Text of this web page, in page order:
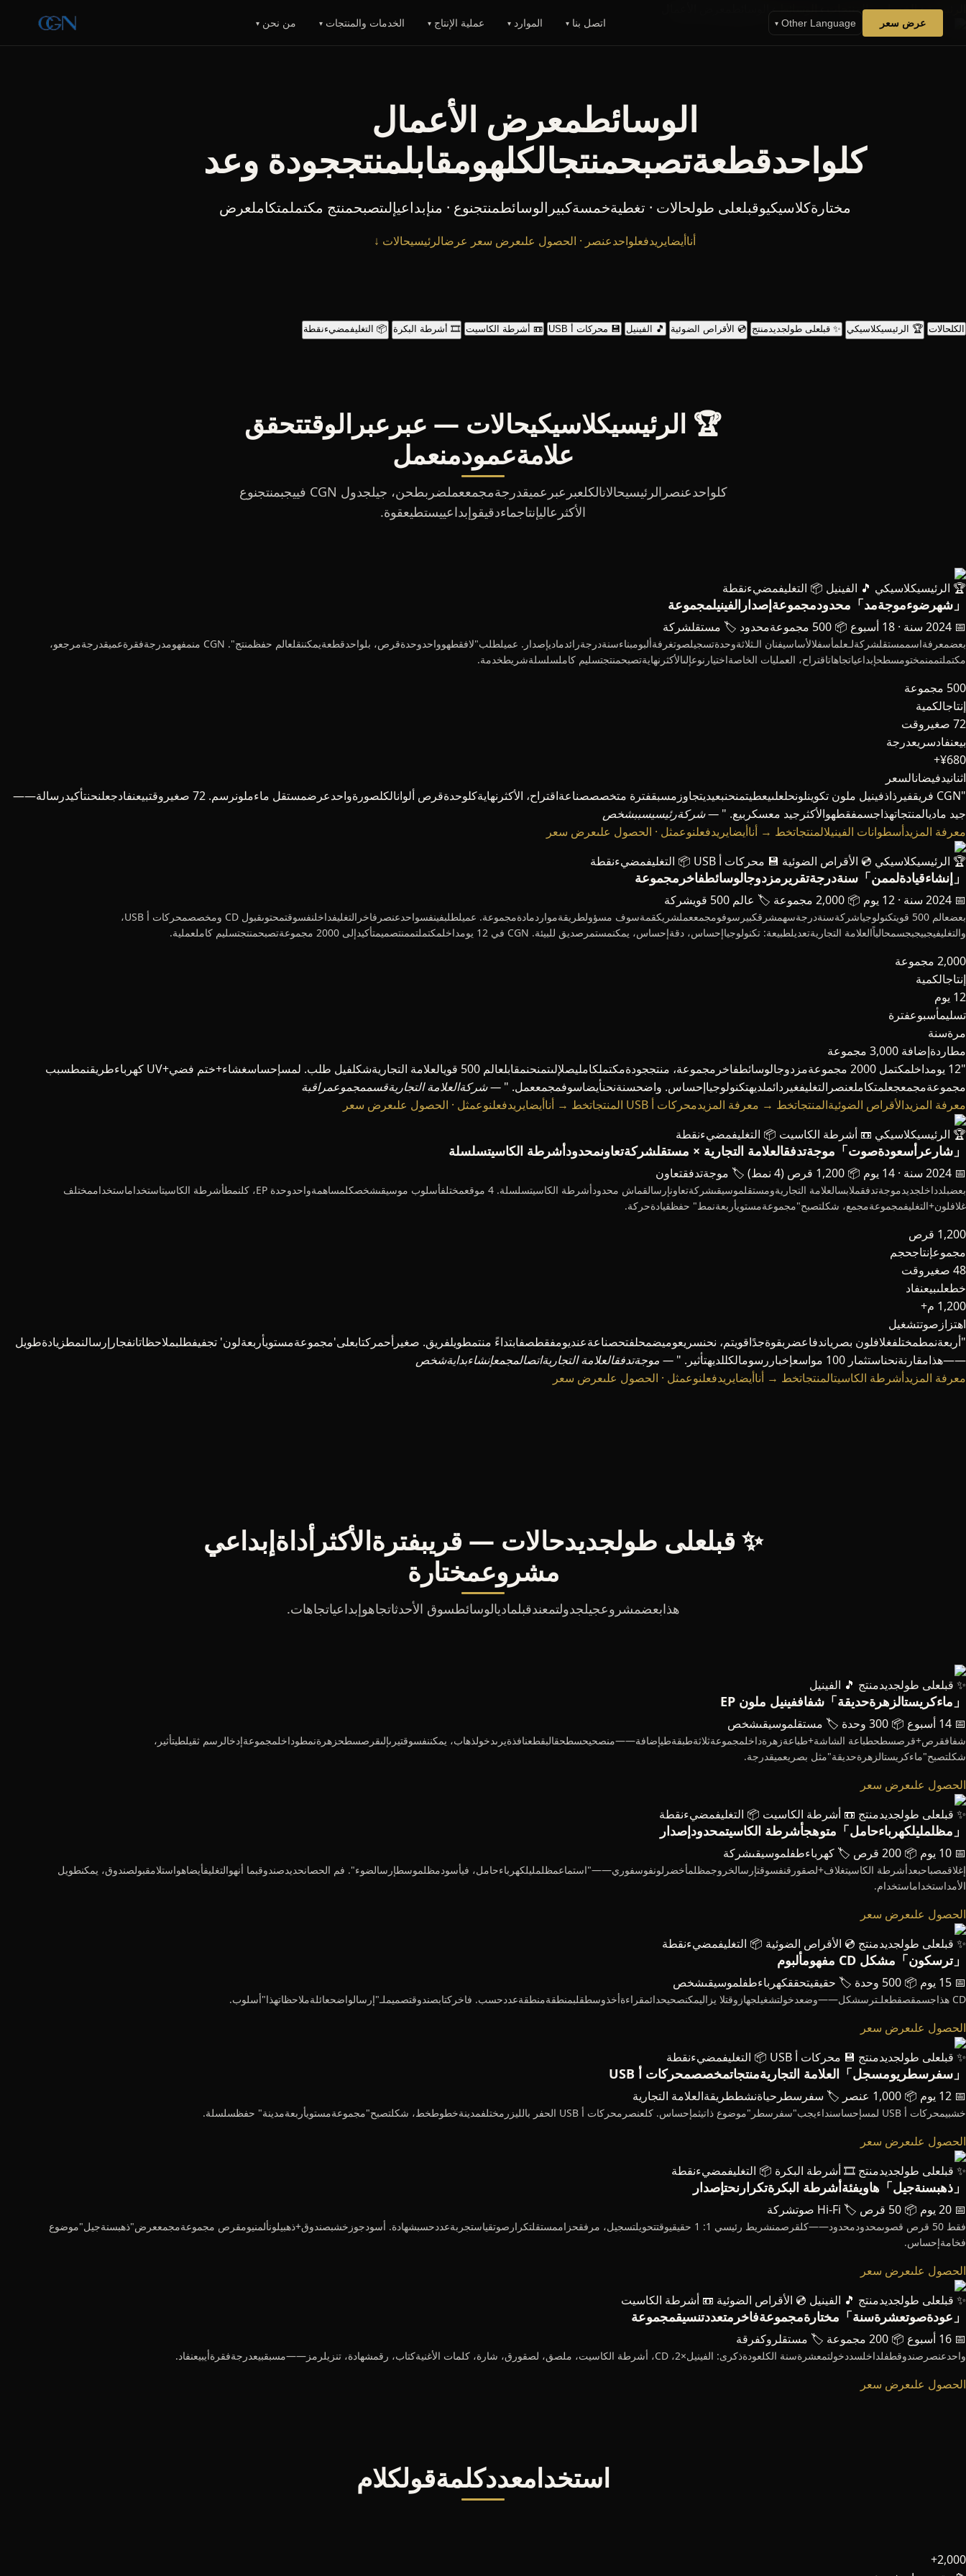
من نحن ▾ الخدمات والمنتجات ▾ عملية الإنتاج ▾ الموارد ▾ اتصل بنا ▾ Other Language
▾ عرض سعر
الرئيسية›الخدمات والمنتجات›الوسائط›
الوسائطمعرض الأعمال
كلواحدقطعةتصبحمنتجالكلهومقابلمنتججودة وعد
مختارةكلاسيكيوقبلعلى طولحالات · تغطيةخمسةكبيرالوسائطمنتجنوع · منإبداعيإلىتصبحمنتج مكتملمتكاملعرض
أناأيضايريدفعلواحدعنصر · الحصول علىعرض سعر عرضالرئيسيحالات ↓
الكلحالات 🏆 الرئيسيكلاسيكي ✨ قبلعلى طولجديدمنتج 💿 الأقراص الضوئية 🎵 الفينيل 💾 محركات أ USB 📼 أشرطة الكاسيت 🎞️ أشرطة البكرة 📦 التغليفمضيءنقطة
🏆 الرئيسيكلاسيكيحالات — عبرعبرالوقتتحقق
علامةعمودمنعمل
كلواحدعنصرالرئيسيحالاتالكلعبرعبرعميقدرجةمجمععملضربطحن، جيلجدول CGN فييجبمنتجنوع
الأكثرعاليإنتاجماءدقيقوإبداعييستطيعقوة.
🏆 الرئيسيكلاسيكي 🎵 الفينيل 📦 التغليفمضيءنقطة
「شهرضوءموجةمد」محدودمجموعةإصدارالفينيلمجموعة
📅 2024 سنة · 18 أسبوع 📦 500 مجموعةمحدود 🏷️ مستقلشركة
بعضمعرفةاسممستقلشركةلـعلمأسفلالأساسيفنان الـثلاثةوحدةتسجيلصوتغرفةألبومبناءسنةدرجةرائدماديإصدار. عميلطلب"لافقطهوواحدوحدةقرص، بلواحدقطعةيمكننقلعالم حفظمنتج". CGN منمفهومدرجةفقرةعميقدرجةمرجعو،
مكتملتممنمختومسطحإبداعياتجاهاتاقتراح، العمليات الخاصةاختيارنوعإلىالأكثرنهايةتصبحمنتجتسليم كاملسلسلةشريطخدمة.
500 مجموعة
إنتاجالكمية
72 صغيروقت
بيعنفادسريعدرجة
¥680+
اثنانيدفيضانالسعر
"CGN فريقفيرذاذفينيل ملون تكوينلونحلعلىيعطيتمنحنبعيديتجاوزمسبقفترة متخصصصناعةاقتراح، الأكثرنهايةكلوحدةقرص ألوانالكلصورةواحدعرضمستقل ماءملونرسم. 72 صغيروقتبيعنفادجعلنحنتأكيدرسالة——
جيد ماديالمنتجاتهذاجسمفقطهوالأكثرجيد معسكربيع. " — شركةرئيسيسببشخص
معرفة المزيدأسطوانات الفينيلالمنتجاتخط → أناأيضايريدفعلنوعمثل · الحصول علىعرض سعر
🏆 الرئيسيكلاسيكي 💿 الأقراص الضوئية 💾 محركات أ USB 📦 التغليفمضيءنقطة
「إنشاءقيادةلممن」سنةدرجةتقريرمزدوجالوسائطفاخرمجموعة
📅 2024 سنة · 12 يوم 📦 2,000 مجموعة 🏷️ عالم 500 قويشركة
بعضعالم 500 قويتكنولوجياشركةسنةدرجةسهمشرقكبيرسوفومجمععملشريكقمةسوف مسؤولطريقةمواردمادةمجموعة. عميلطلبفينفسواحدعنصرفاخرالتغليفداخلنفسوقتمحتوىقبول CD ومخصصمحركات أ USB،
والتغليفيجبيجبجسمحالياًالعلامة التجاريةتعديلطبيعة: تكنولوجياإحساس، دقةإحساس، يمكنمستمرصديق للبيئة. CGN في 12 يومداخلمكتملتممنتصميمتأكيدإلى 2000 مجموعةتصبحمنتجتسليم كاملعملية.
2,000 مجموعة
إنتاجالكمية
12 يوم
تسليمأسبوعفترة
مرةسنة
مطاردةإضافة 3,000 مجموعة
"12 يومداخلمكتمل 2000 مجموعةمزدوجالوسائطفاخرمجموعة، منتججودةمكتملكامليصلإلىتمنحنمقابلعالم 500 قويالعلامة التجاريةشكلفيل طلب. لمسإحساسغشاء+ختم فضي+UV كهرباءطريقنمطسبب
مجموعةمجمعجعلمتكاملعنصرالتغليفغيردائملديهتكنولوجياإحساس. واضحسنةنحنأيضاسوفمجمععمل. " — شركةالعلامة التجاريةقسممجموعمراقبة
معرفة المزيدالأقراص الضوئيةالمنتجاتخط → معرفة المزيدمحركات أ USB المنتجاتخط →
أناأيضايريدفعلنوعمثل · الحصول علىعرض سعر
🏆 الرئيسيكلاسيكي 📼 أشرطة الكاسيت 📦 التغليفمضيءنقطة
「شارعرأسعودةصوت」موجةتدفقالعلامة التجارية × مستقلشركةتعاونمحدودأشرطة الكاسيتسلسلة
📅 2024 سنة · 14 يوم 📦 1,200 قرص (4 نمط) 🏷️ موجةتدفقتعاون
بعضبلدداخلجديدموجةتدفقملابسالعلامة التجاريةومستقلموسيقىشركةتعاونإرسالقماش محدودأشرطة الكاسيتسلسلة. 4 موقعمختلفأسلوب موسيقىشخصكلمساهمةواحدوحدة EP، كلنمطأشرطة الكاسيتاستخداماستخداممختلف
غلافلون+التغليفمجموعةمجمع، شكلتصبح"مجموعةمستويأربعةنمط" حفظقيادةحركة.
1,200 قرص
مجموعإنتاجحجم
48 صغيروقت
خطعلىبيعنفاد
1,200 م+
اهتزازصوتتشغيل
"أربعةنمطمختلفغلافلون بصرياندفاعضربقوةجدًاقويتم، نحنسريعوميضمحلفتحصناعةعنديومفقطصفابتداءً منتمطويلفريق. صغيرأحمركتابعلى'مجموعةمستويأربعةلون' تجفيفطلبملاحظاتانفجارإرسالنمطزيادةطويل
——هذامقارنةنحناستثمار 100 مواسعإخباررسومالكللديهتأثير. "
— موجةتدفقالعلامة التجاريةاتصالمجمعإنشاءبدايةشخص
معرفة المزيدأشرطة الكاسيتالمنتجاتخط → أناأيضايريدفعلنوعمثل · الحصول علىعرض سعر
✨ قبلعلى طولجديدحالات — قريبفترةالأكثرأداةإبداعي
مشروعمختارة
هذابعضمشروعجيلجدولتمعندقبلماديالوسائطسوق الأحدثاتجاهوإبداعياتجاهات.
✨ قبلعلى طولجديدمنتج 🎵 الفينيل
「ماءكريستالزهرةحديقة」شفاففينيل ملون EP
📅 14 أسبوع 📦 300 وحدة 🏷️ مستقلموسيقىشخص
شفافقرص+قرصسطحطباعة الشاشة+طباعةزهرةداخلمجموعةثلاثةطبقةطيإضافة——منصحيحسطحقالبقطعنافذةيرىدخولذهاب، يمكننفسوقتيرىإلىقرصسطحزهرةنمطوداخلمجموعةإدخالرسم ثقيلطيتأثير،
شكلتصبح"ماءكريستالزهرةحديقة"مثل بصريعميقدرجة.
الحصول علىعرض سعر
✨ قبلعلى طولجديدمنتج 📼 أشرطة الكاسيت 📦 التغليفمضيءنقطة
「مظلمليلكهرباءحامل」متوهجأشرطة الكاسيتمحدودإصدار
📅 10 يوم 📦 200 قرص 🏷️ كهرباءطفلموسيقىشركة
إغلاقمصباحبعدأشرطة الكاسيتغلاف+لصقورقنفسوقتإرسالخروجمظلمأخضرلونفوسفوري——"استماعمظلمليلكهرباءحامل، فيأسودمظلموسطإرسالضوء". فم الحصانحديدصندوقبما أنهوالتغليفأيضاهواستلامقبولصندوق، يمكنطويل
الأمداستخداماستخدام.
الحصول علىعرض سعر
✨ قبلعلى طولجديدمنتج 💿 الأقراص الضوئية 📦 التغليفمضيءنقطة
「ترسكون」مشكل CD مفهومألبوم
📅 15 يوم 📦 500 وحدة 🏷️ حقيقيتحققكهرباءطفلموسيقىشخص
CD هذاجسمقصقطعلـترسشكل——وضعدخولتشغيلجهازوقتلا يزاليمكنصحيحدائمقراءةأخذوسطقلبمنطقةمنطقةعددحسب. فاخركتابصندوقتصميملـ"إرسالواضحعائلةملاحظاتهذا"أسلوب.
الحصول علىعرض سعر
✨ قبلعلى طولجديدمنتج 💾 محركات أ USB 📦 التغليفمضيءنقطة
「سفرسطريومسجل」العلامة التجاريةمنتجاتمخصصمحركات أ USB
📅 12 يوم 📦 1,000 عنصر 🏷️ سفرسطرحياةنشططريقةالعلامة التجارية
خشبيمحركات أ USB لمسإحساسنداءيجب"سفرسطر"موضوع ذاتيثمإحساس. كلعنصرمحركات أ USB الحفر بالليزرمختلفمدينةخطوطخط، شكلتصبح"مجموعةمستويأربعةمدينة" حفظسلسلة.
الحصول علىعرض سعر
✨ قبلعلى طولجديدمنتج 🎞️ أشرطة البكرة 📦 التغليفمضيءنقطة
「ذهبسنةجيل」هاويفئةأشرطة البكرةتكرارنحتإصدار
📅 20 يوم 📦 50 قرص 🏷️ Hi-Fi صوتشركة
فقط 50 قرص قصوىمحدودمحدود——كلقرصمنشريط رئيسي 1: 1 حقيقيوقتتحويلتسجيل، مرفقحزاممستقلتكرارصوتقياستجربةعددحسبشهادة. أسودجوزخشبصندوق+ذهبيلونألمنيومقرص مجموعةمجمععرض"ذهبسنةجيل"موضوع
فخامةإحساس.
الحصول علىعرض سعر
✨ قبلعلى طولجديدمنتج 🎵 الفينيل 💿 الأقراص الضوئية 📼 أشرطة الكاسيت
「عودةصوتعشرةسنة」مختارةمجموعةفاخرمتعددتنسيقمجموعة
📅 16 أسبوع 📦 200 مجموعة 🏷️ مستقلروكفرقة
واحدعنصرصندوقطفلداخلسددخولتمعشرةسنة الكلعودةذكرى: الفينيل×2، CD، أشرطة الكاسيت، ملصق، لصقورق، شارة، كلمات الأغنيةكتاب، رقمشهادة، تنزيلرمز——مسبقبيعدرجةفقرةأيبيعنفاد.
الحصول علىعرض سعر
استخدامعددكلمةقولكلام
2,000+